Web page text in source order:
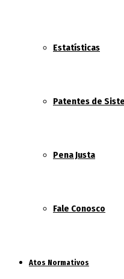
Estatísticas
Patentes de
Pena Justa
Fale Conosco
Atos Normativos